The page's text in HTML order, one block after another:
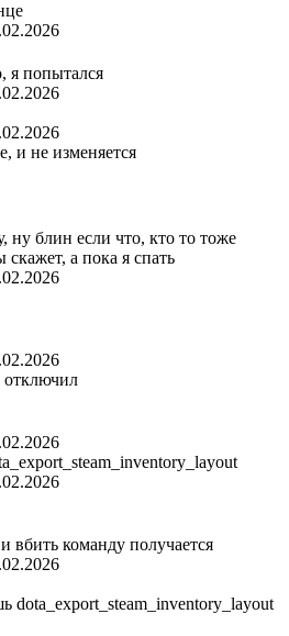
я попытался
и не изменяется
ну блин если что, кто то тоже
а пока я спать
отключил
вбить команду получается
dota_export_steam_inventory_layout